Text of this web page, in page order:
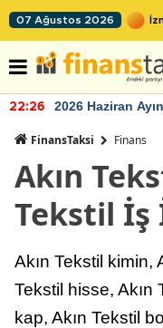
07 Ağustos 2026
22:26 2026 Haziran
FinansTaksi Finans
Akın
Tekstil İş
Akın Tekstil kimin,
Tekstil hisse, Akın
kap, Akın Tekstil